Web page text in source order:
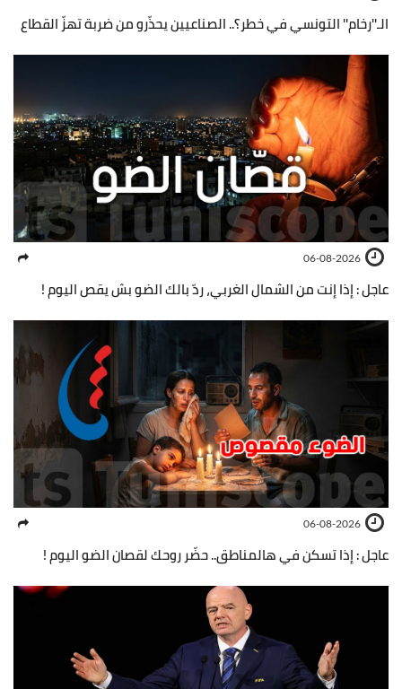
الـ''رخام'' التونسي في خطر؟.. الصناعيين يحذّرو من ضربة تهزّ القطاع
06-08-2026
عاجل : إذا إنت من الشمال الغربي، ردّ بالك الضو بش يقص اليوم !
06-08-2026
عاجل : إذا تسكن في هالمناطق.. حضّر روحك لقصان الضو اليوم !